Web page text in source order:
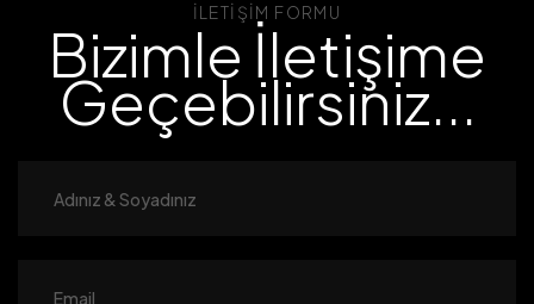
İLETIŞIM FORMU
Bizimle İletişime
Geçebilirsiniz...